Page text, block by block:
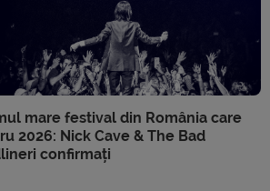
mare festival din România care
2026: Nick Cave & The Bad
confirmați